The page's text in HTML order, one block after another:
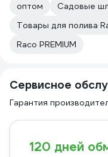
оптом
Садовые
Товары для полива
Raco PREMIUM
Сервисное
Гарантия
120 дней